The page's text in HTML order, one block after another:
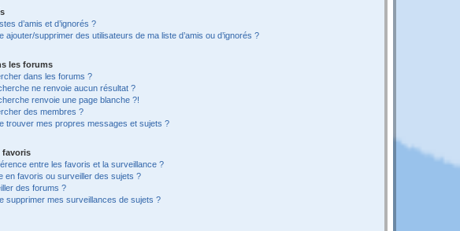
d’amis et d’ignorés ?
ajouter/supprimer des utilisateurs de ma liste d’amis ou d’ignorés ?
les forums
dans les forums ?
ne renvoie aucun résultat ?
renvoie une page blanche ?!
des membres ?
trouver mes propres messages et sujets ?
favoris
entre les favoris et la surveillance ?
en favoris ou surveiller des sujets ?
des forums ?
supprimer mes surveillances de sujets ?